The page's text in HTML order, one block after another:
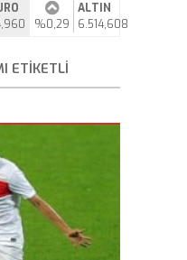
%0,29
ALTIN
6.514,608
ETIKETLI